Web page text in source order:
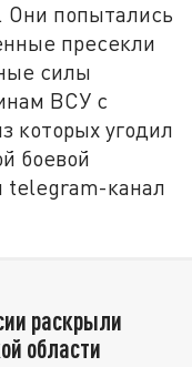
Они попытались
пресекли
силы
ВСУ с
которых угодил
боевой
telegram-канал
раскрыли
области